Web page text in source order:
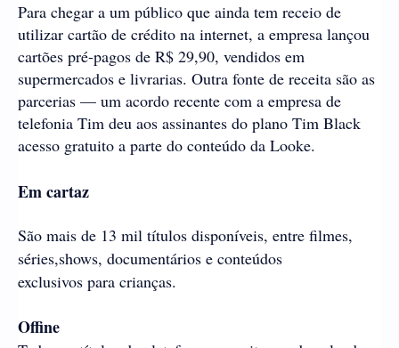
Para chegar a um público que ainda tem receio de
utilizar cartão de crédito na internet, a empresa lançou
cartões pré-pagos de R$ 29,90, vendidos em
supermercados e livrarias. Outra fonte de receita são as
parcerias — um acordo recente com a empresa de
telefonia Tim deu aos assinantes do plano Tim Black
acesso gratuito a parte do conteúdo da Looke.
Em cartaz
São mais de 13 mil títulos disponíveis, entre filmes,
séries,shows, documentários e conteúdos
exclusivos para crianças.
Offine